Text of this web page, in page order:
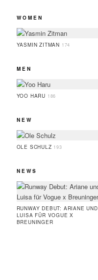
WOMEN
YASMIN ZITMAN 174
MEN
YOO HARU 186
NEW
OLE SCHULZ 193
NEWS
RUNWAY DEBUT: ARIANE UND
LUISA FÜR VOGUE X
BREUNINGER